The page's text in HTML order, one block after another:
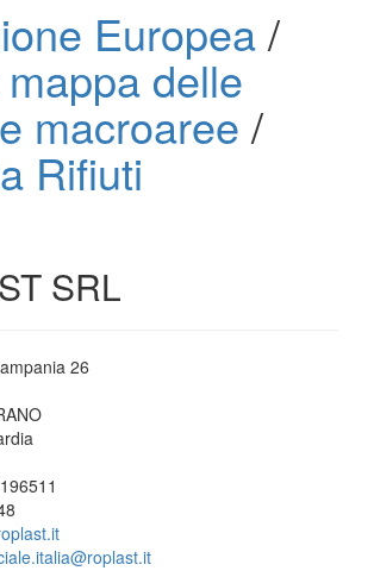
Europea/
delle
macroaree /
Rifiuti
SRL
26